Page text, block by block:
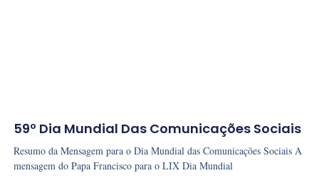
59º Dia Mundial Das Comunicações Sociais
Resumo da Mensagem para o Dia Mundial das Comunicações Sociais A
mensagem do Papa Francisco para o LIX Dia Mundial